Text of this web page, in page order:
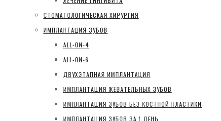
СТОМАТОЛОГИЧЕСКАЯ ХИРУРГИЯ
ИМПЛАНТАЦИЯ ЗУБОВ
ALL-ON-4
ALL-ON-6
ДВУХЭТАПНАЯ ИМПЛАНТАЦИЯ
ИМПЛАНТАЦИЯ ЖЕВАТЕЛЬНЫХ ЗУБОВ
ИМПЛАНТАЦИЯ ЗУБОВ БЕЗ КОСТНОЙ ПЛАСТИКИ
ИМПЛАНТАЦИЯ ЗУБОВ ЗА 1 ДЕНЬ